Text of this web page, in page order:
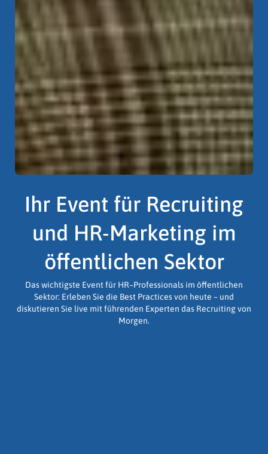
Ihr Event für Recruiting
und HR-Marketing im
öffentlichen Sektor
Das wichtigste Event für HR–Professionals im öffentlichen
Sektor: Erleben Sie die Best Practices von heute – und
diskutieren Sie live mit führenden Experten das Recruiting von
Morgen.